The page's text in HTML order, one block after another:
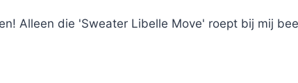
Alleen die 'Sweater Libelle Move' roept bij mij